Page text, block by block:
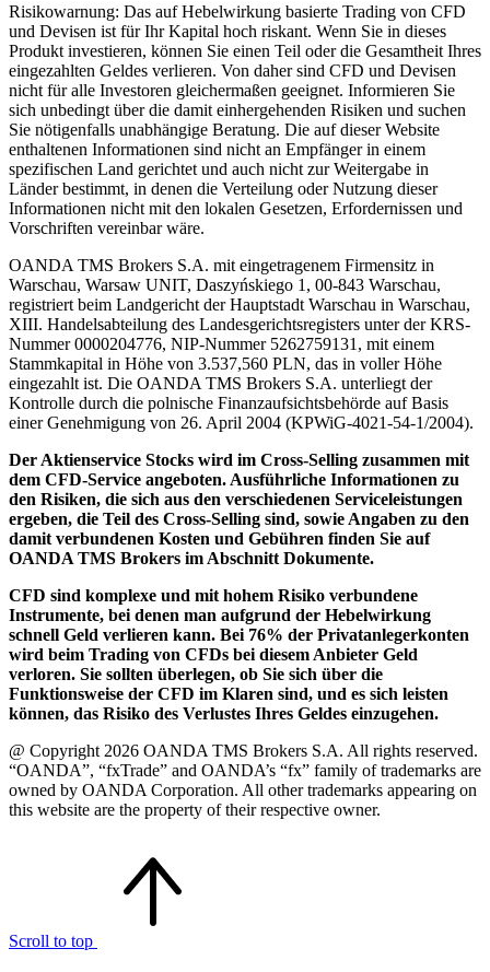
Risikowarnung: Das auf Hebelwirkung basierte Trading von CFD
und Devisen ist für Ihr Kapital hoch riskant. Wenn Sie in dieses
Produkt investieren, können Sie einen Teil oder die Gesamtheit Ihres
eingezahlten Geldes verlieren. Von daher sind CFD und Devisen
nicht für alle Investoren gleichermaßen geeignet. Informieren Sie
sich unbedingt über die damit einhergehenden Risiken und suchen
Sie nötigenfalls unabhängige Beratung. Die auf dieser Website
enthaltenen Informationen sind nicht an Empfänger in einem
spezifischen Land gerichtet und auch nicht zur Weitergabe in
Länder bestimmt, in denen die Verteilung oder Nutzung dieser
Informationen nicht mit den lokalen Gesetzen, Erfordernissen und
Vorschriften vereinbar wäre.
OANDA TMS Brokers S.A. mit eingetragenem Firmensitz in
Warschau, Warsaw UNIT, Daszyńskiego 1, 00-843 Warschau,
registriert beim Landgericht der Hauptstadt Warschau in Warschau,
XIII. Handelsabteilung des Landesgerichtsregisters unter der KRS-
Nummer 0000204776, NIP-Nummer 5262759131, mit einem
Stammkapital in Höhe von 3.537,560 PLN, das in voller Höhe
eingezahlt ist. Die OANDA TMS Brokers S.A. unterliegt der
Kontrolle durch die polnische Finanzaufsichtsbehörde auf Basis
einer Genehmigung von 26. April 2004 (KPWiG-4021-54-1/2004).
Der Aktienservice Stocks wird im Cross-Selling zusammen mit
dem CFD-Service angeboten. Ausführliche Informationen zu
den Risiken, die sich aus den verschiedenen Serviceleistungen
ergeben, die Teil des Cross-Selling sind, sowie Angaben zu den
damit verbundenen Kosten und Gebühren finden Sie auf
OANDA TMS Brokers im Abschnitt Dokumente.
CFD sind komplexe und mit hohem Risiko verbundene
Instrumente, bei denen man aufgrund der Hebelwirkung
schnell Geld verlieren kann. Bei 76% der Privatanlegerkonten
wird beim Trading von CFDs bei diesem Anbieter Geld
verloren. Sie sollten überlegen, ob Sie sich über die
Funktionsweise der CFD im Klaren sind, und es sich leisten
können, das Risiko des Verlustes Ihres Geldes einzugehen.
@ Copyright 2026 OANDA TMS Brokers S.A. All rights reserved.
“OANDA”, “fxTrade” and OANDA’s “fx” family of trademarks are
owned by OANDA Corporation. All other trademarks appearing on
this website are the property of their respective owner.
Scroll to top